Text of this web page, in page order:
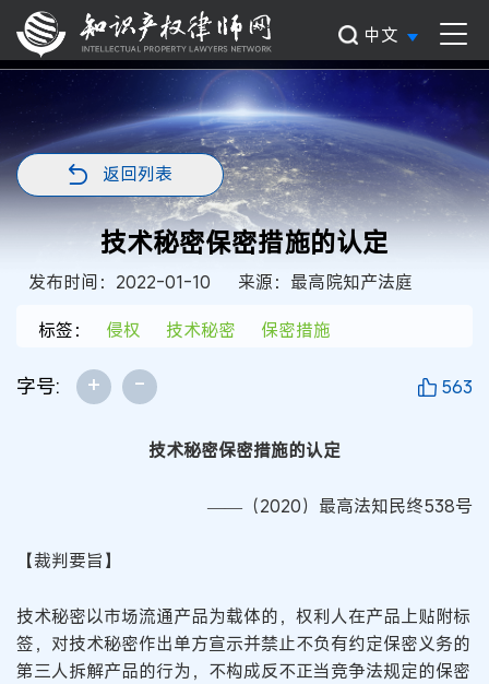
中文
返回列表
技术秘密保密措施的认定
发布时间：2022-01-10
来源：最高院知产法庭
标签：
侵权 技术秘密 保密措施
字号: + - 563
技术秘密保密措施的认定
——（2020）最高法知民终538号
【裁判要旨】
技术秘密以市场流通产品为载体的，权利人在产品上贴附标
签，对技术秘密作出单方宣示并禁止不负有约定保密义务的
第三人拆解产品的行为，不构成反不正当竞争法规定的保密